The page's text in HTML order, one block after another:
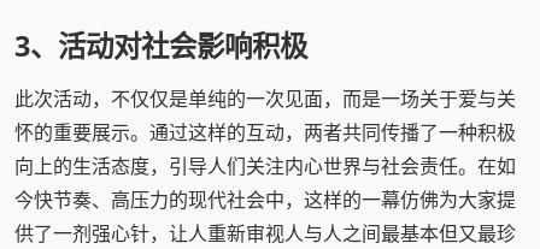
3、活动对社会影响积极
此次活动，不仅仅是单纯的一次见面，而是一场关于爱与关
怀的重要展示。通过这样的互动，两者共同传播了一种积极
向上的生活态度，引导人们关注内心世界与社会责任。在如
今快节奏、高压力的现代社会中，这样的一幕仿佛为大家提
供了一剂强心针，让人重新审视人与人之间最基本但又最珍